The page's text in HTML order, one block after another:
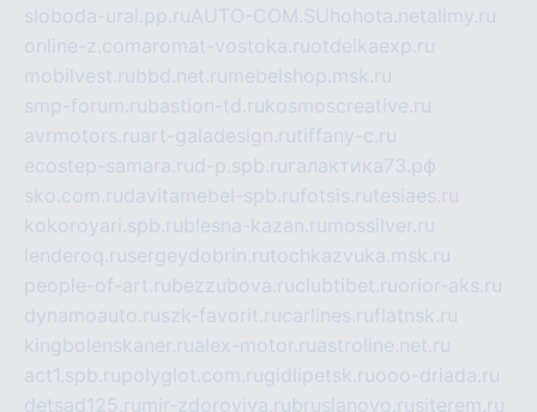
sloboda-ural.pp.ruAUTO-COM.SU hohota.netalimy.ru
online-z.comaromat-vostoka.ruotdelkaexp.ru
mobilvest.rubbd.net.ru mebelshop.msk.ru
smp-forum.rubastion-td.rukosmoscreative.ru
avrmotors.ruart-galadesign.rutiffany-c.ru
ecostep-samara.rud-p.spb.ru галактика73.рф
sko.com.rudavitamebel-spb.rufotsis.rutesiaes.ru
kokoroyari.spb.rublesna-kazan.ru mossilver.ru
lenderoq.rusergeydobrin.rutochkazvuka.msk.ru
people-of-art.rubezzubova.ruclubtibet.ruorior-aks.ru
dynamoauto.ruszk-favorit.rucarlines.ruflatnsk.ru
kingbolenskaner.rualex-motor.ruastroline.net.ru
act1.spb.rupolyglot.com.rugidlipetsk.ruooo-driada.ru
detsad125.ru mir-zdoroviya.rubruslanovo.rusiterem.ru